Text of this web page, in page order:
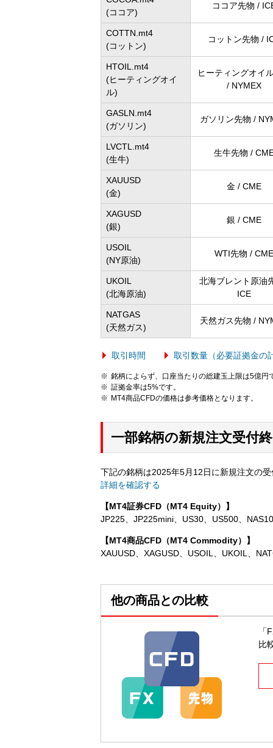
(ココア)
ココア先物 /
COTTN.mt4
(コットン)
コットン先物 /
HTOIL.mt4
(ヒーティングオイ
ル)
ヒーティングオイ
/ NYMEX
GASLN.mt4
(ガソリン)
ガソリン先物 /
LVCTL.mt4
(生牛)
生牛先物 /
XAUUSD
(金)
金 / CME
XAGUSD
(銀)
銀 / CME
USOIL
(NY原油)
WTI先物 / CME
UKOIL
(北海原油)
北海ブレント原油
ICE
NATGAS
(天然ガス)
天然ガス先物 /
取引時間 取引数量（必要証拠金の
銘柄によらず、口座当たりの総建玉上限は5億円
証拠金率は5%です。
MT4商品CFDの価格は参考価格となります。
一部銘柄の新規注文受付
下記の銘柄は2025年5月12日に新規注文の
詳細を確認する
【MT4証券CFD（MT4 Equity）】
JP225、JP225mini、US30、US500、
【MT4商品CFD（MT4 Commodity）】
XAUUSD、XAGUSD、USOIL、UKOIL、
他の商品との比較
比